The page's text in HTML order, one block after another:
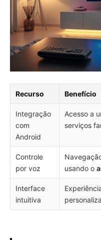
Recurso Benefício
Integração
com
Android
Acesso a
serviços
Controle
por voz
usando o
Interface
intuitiva